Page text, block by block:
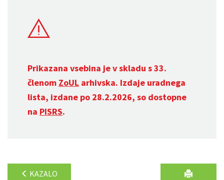
Prikazana vsebina je v skladu s 33.
členom ZoUL arhivska. Izdaje uradnega
lista, izdane po 28.2.2026, so dostopne
na PISRS.
KAZALO